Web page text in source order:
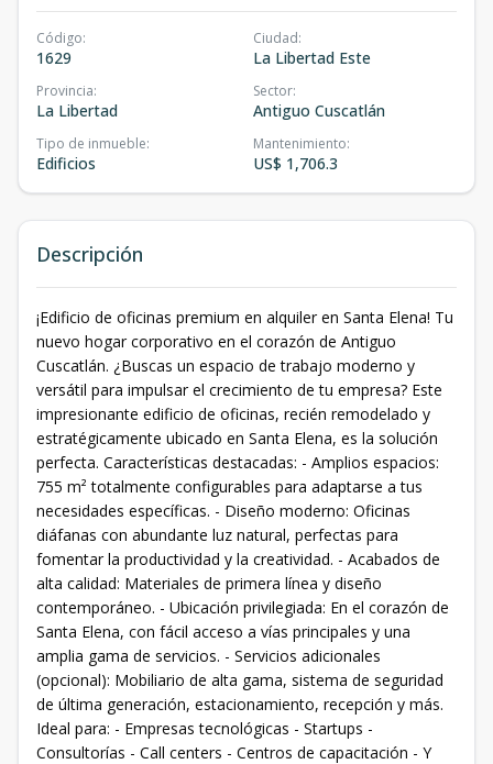
Código:
1629
Ciudad:
La Libertad Este
Provincia:
La Libertad
Sector:
Antiguo Cuscatlán
Tipo de inmueble:
Edificios
Mantenimiento:
US$ 1,706.3
Descripción
¡Edificio de oficinas premium en alquiler en Santa Elena! Tu
nuevo hogar corporativo en el corazón de Antiguo
Cuscatlán. ¿Buscas un espacio de trabajo moderno y
versátil para impulsar el crecimiento de tu empresa? Este
impresionante edificio de oficinas, recién remodelado y
estratégicamente ubicado en Santa Elena, es la solución
perfecta. Características destacadas: - Amplios espacios:
755 m² totalmente configurables para adaptarse a tus
necesidades específicas. - Diseño moderno: Oficinas
diáfanas con abundante luz natural, perfectas para
fomentar la productividad y la creatividad. - Acabados de
alta calidad: Materiales de primera línea y diseño
contemporáneo. - Ubicación privilegiada: En el corazón de
Santa Elena, con fácil acceso a vías principales y una
amplia gama de servicios. - Servicios adicionales
(opcional): Mobiliario de alta gama, sistema de seguridad
de última generación, estacionamiento, recepción y más.
Ideal para: - Empresas tecnológicas - Startups -
Consultorías - Call centers - Centros de capacitación - Y